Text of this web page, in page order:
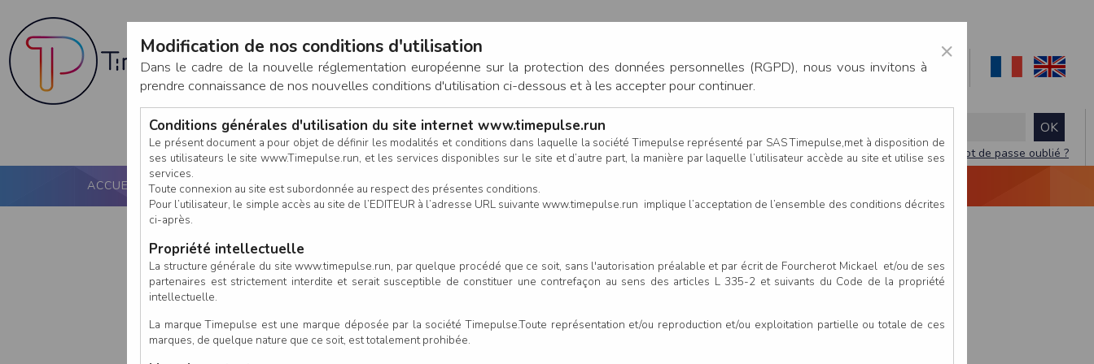
CONNEXION
Mot de passe oublié ?
ACCUEIL PUCE ACTIVE NOS SERVICES CALENDRIER RÉSULTATS
×
Modification de nos conditions d'utilisation
Dans le cadre de la nouvelle réglementation européenne sur la protection des données personnelles (RGPD), nous vous invitons à
prendre connaissance de nos nouvelles conditions d'utilisation ci-dessous et à les accepter pour continuer.
Conditions générales d'utilisation du site internet www.timepulse.run
Le présent document a pour objet de définir les modalités et conditions dans laquelle la société Timepulse représenté par SAS Timepulse,met à disposition de
ses utilisateurs le site www.Timepulse.run, et les services disponibles sur le site et d’autre part, la manière par laquelle l’utilisateur accède au site et utilise ses
services.
Toute connexion au site est subordonnée au respect des présentes conditions.
Pour l’utilisateur, le simple accès au site de l’EDITEUR à l’adresse URL suivante www.timepulse.run implique l’acceptation de l’ensemble des conditions décrites
ci-après.
Propriété intellectuelle
La structure générale du site www.timepulse.run, par quelque procédé que ce soit, sans l'autorisation préalable et par écrit de Fourcherot Mickael et/ou de ses
partenaires est strictement interdite et serait susceptible de constituer une contrefaçon au sens des articles L 335-2 et suivants du Code de la propriété
intellectuelle.
La marque Timepulse est une marque déposée par la société Timepulse.Toute représentation et/ou reproduction et/ou exploitation partielle ou totale de ces
marques, de quelque nature que ce soit, est totalement prohibée.